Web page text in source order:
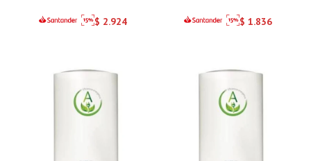
$ 2.924 $ 1.836